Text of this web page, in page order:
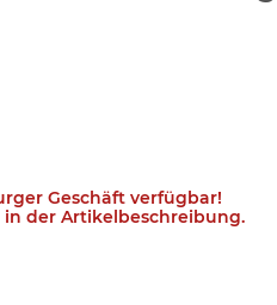
Geschäft verfügbar!
der Artikelbeschreibung.